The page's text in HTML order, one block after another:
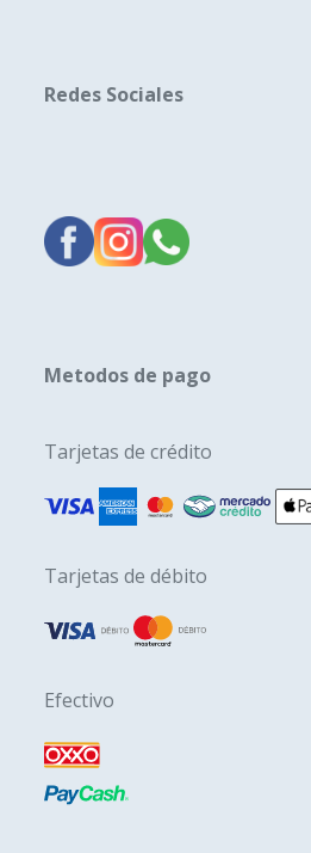
Redes Sociales
Metodos de pago
Tarjetas de crédito
Tarjetas de débito
Efectivo